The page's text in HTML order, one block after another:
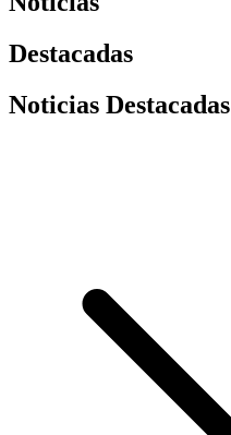
Destacadas
Noticias Destacadas